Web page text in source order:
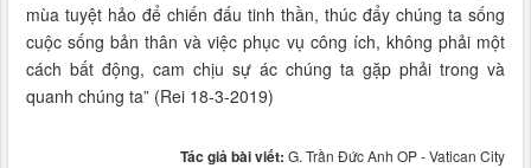
mùa tuyệt hảo để chiến đấu tinh thần, thúc đẩy chúng ta sống
cuộc sống bản thân và việc phục vụ công ích, không phải một
cách bất động, cam chịu sự ác chúng ta gặp phải trong và
quanh chúng ta” (Rei 18-3-2019)
Tác giả bài viết: G. Trần Đức Anh OP - Vatican City